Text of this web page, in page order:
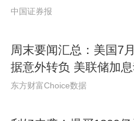
中国证券报
周末要闻汇总：美国7
据意外转负 美联储加
减
东方财富Choice数据